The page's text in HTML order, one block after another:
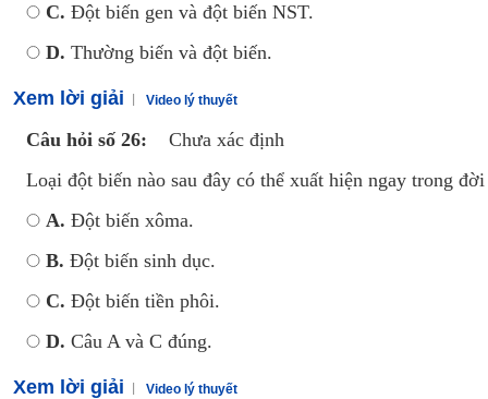
C. Đột biến gen và đột biến NST.
D. Thường biến và đột biến.
Xem lời giải Video lý thuyết
Câu hỏi số 26:
Chưa xác định
Loại đột biến nào sau đây có thể xuất hiện ngay trong đời
A. Đột biến xôma.
B. Đột biến sinh dục.
C. Đột biến tiền phôi.
D. Câu A và C đúng.
Xem lời giải Video lý thuyết